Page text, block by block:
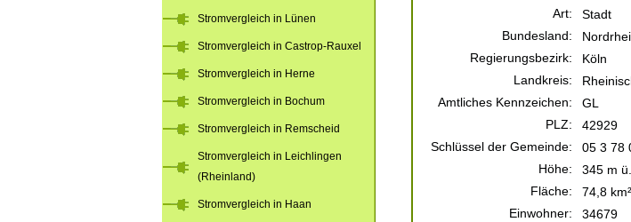
Art:
Stadt
Bundesland:
Regierungsbezirk:
Köln
Landkreis:
Amtliches Kennzeichen:
GL
PLZ:
42929
Schlüssel der Gemeinde:
05 3 78
Höhe:
345 m ü.
Fläche:
74,8 km²
Einwohner:
34679
Stromvergleich in Lünen
Stromvergleich in Castrop-Rauxel
Stromvergleich in Herne
Stromvergleich in Bochum
Stromvergleich in Remscheid
Stromvergleich in Leichlingen
(Rheinland)
Stromvergleich in Haan